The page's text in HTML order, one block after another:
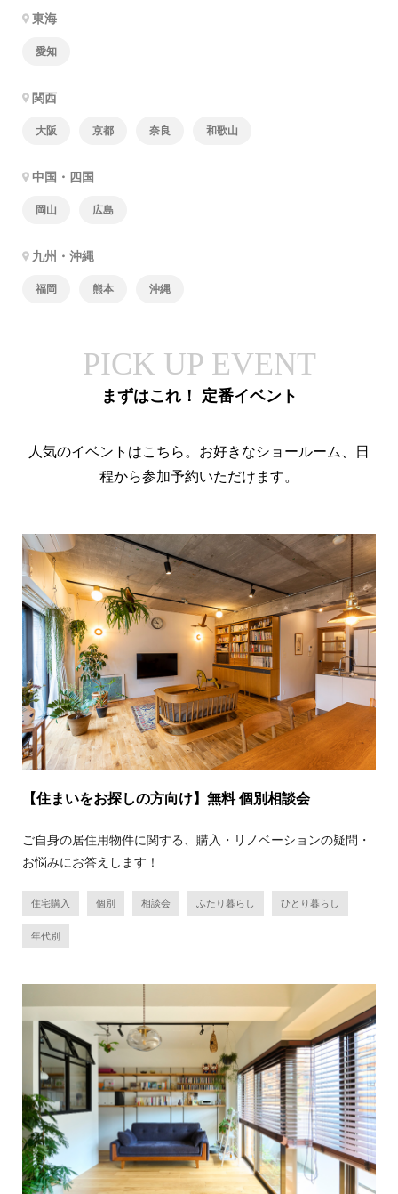
東海
愛知
関西
大阪 京都 奈良 和歌山
中国・四国
岡山 広島
九州・沖縄
福岡 熊本 沖縄
PICK UP EVENT
まずはこれ！ 定番イベント
人気のイベントはこちら。お好きなショールーム、日
程から参加予約いただけます。
【住まいをお探しの方向け】無料 個別相談会
ご自身の居住用物件に関する、購入・リノベーションの疑問・
お悩みにお答えします！
住宅購入 個別 相談会 ふたり暮らし ひとり暮らし
年代別